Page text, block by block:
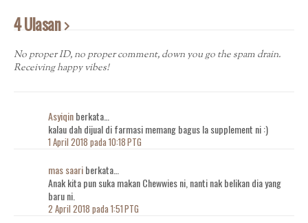
4 Ulasan
No proper ID, no proper comment, down you go the spam drain.
Receiving happy vibes!
Asyiqinberkata…
kalau dah dijual di farmasi memang bagus la supplement ni :)
1 April 2018 pada 10:18 PTG
mas saariberkata…
Anak kita pun suka makan Chewwies ni, nanti nak belikan dia yang
baru ni.
2 April 2018 pada 1:51 PTG